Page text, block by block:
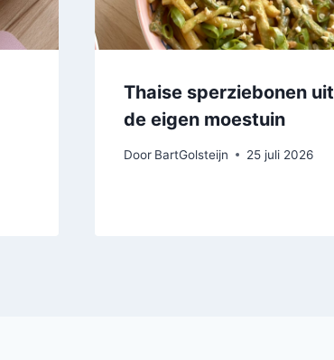
Thaise sperziebonen uit
de eigen moestuin
Door BartGolsteijn 25 juli 2026